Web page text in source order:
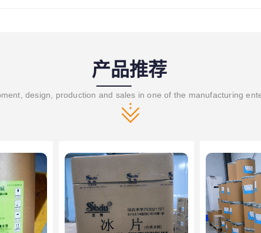
产品推荐
design, production and sales in one of the manufacturing